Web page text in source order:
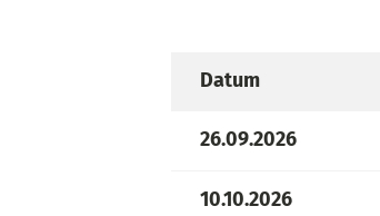
Datum
26.09.2026
10.10.2026